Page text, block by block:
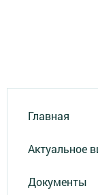
Главная
Актуальное
Документы